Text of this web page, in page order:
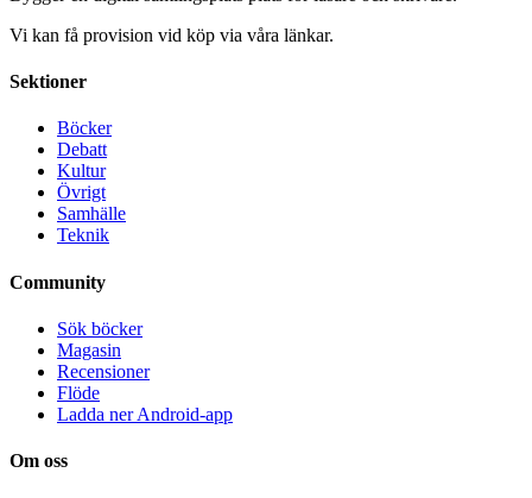
Vi kan få provision vid köp via våra länkar.
Sektioner
Böcker
Debatt
Kultur
Övrigt
Samhälle
Teknik
Community
Sök böcker
Magasin
Recensioner
Flöde
Ladda ner Android-app
Om oss